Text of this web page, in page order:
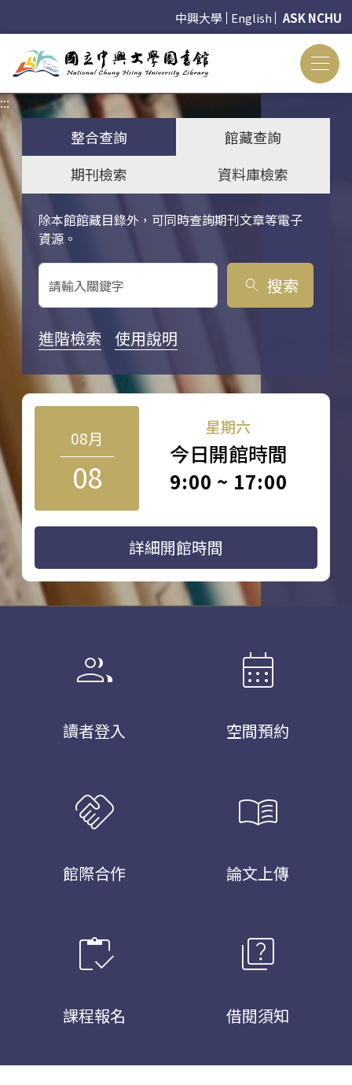
中興大學 English ASK NCHU
:::
整合查詢
館藏查詢
期刊檢索
資料庫檢索
除本館館藏目錄外，可同時查詢期刊文章等電子
資源。
關鍵字搜尋
search 搜索
進階檢索 使用說明
08月
08
星期六
今日開館時間
9:00 ~ 17:00
詳細開館時間
group
讀者登入
calendar_month
空間預約
handshake
館際合作
menu_book
論文上傳
inventory
課程報名
quiz
借閱須知